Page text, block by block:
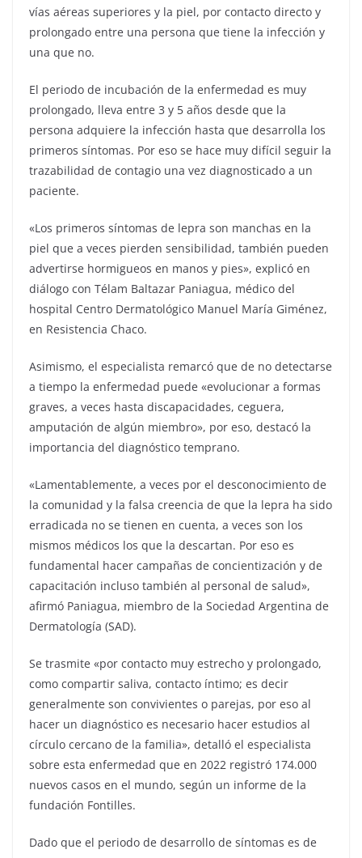
vías aéreas superiores y la piel, por contacto directo y
prolongado entre una persona que tiene la infección y
una que no.
El periodo de incubación de la enfermedad es muy
prolongado, lleva entre 3 y 5 años desde que la
persona adquiere la infección hasta que desarrolla los
primeros síntomas. Por eso se hace muy difícil seguir la
trazabilidad de contagio una vez diagnosticado a un
paciente.
«Los primeros síntomas de lepra son manchas en la
piel que a veces pierden sensibilidad, también pueden
advertirse hormigueos en manos y pies», explicó en
diálogo con Télam Baltazar Paniagua, médico del
hospital Centro Dermatológico Manuel María Giménez,
en Resistencia Chaco.
Asimismo, el especialista remarcó que de no detectarse
a tiempo la enfermedad puede «evolucionar a formas
graves, a veces hasta discapacidades, ceguera,
amputación de algún miembro», por eso, destacó la
importancia del diagnóstico temprano.
«Lamentablemente, a veces por el desconocimiento de
la comunidad y la falsa creencia de que la lepra ha sido
erradicada no se tienen en cuenta, a veces son los
mismos médicos los que la descartan. Por eso es
fundamental hacer campañas de concientización y de
capacitación incluso también al personal de salud»,
afirmó Paniagua, miembro de la Sociedad Argentina de
Dermatología (SAD).
Se trasmite «por contacto muy estrecho y prolongado,
como compartir saliva, contacto íntimo; es decir
generalmente son convivientes o parejas, por eso al
hacer un diagnóstico es necesario hacer estudios al
círculo cercano de la familia», detalló el especialista
sobre esta enfermedad que en 2022 registró 174.000
nuevos casos en el mundo, según un informe de la
fundación Fontilles.
Dado que el periodo de desarrollo de síntomas es de